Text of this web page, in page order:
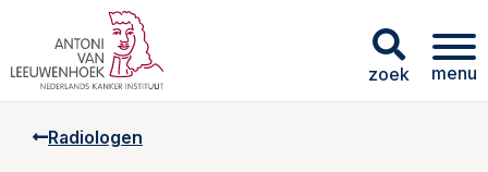
zoek menu
Radiologen